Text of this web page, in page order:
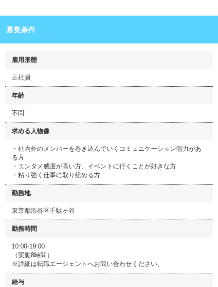
募集条件
雇用形態
正社員
年齢
不問
求める人物像
・社内外のメンバーを巻き込んでいくコミュニケーション能力があ
る方
・エンタメ感度が高い方、イベントに行くことが好きな方
・粘り強く仕事に取り組める方
勤務地
東京都渋谷区千駄ヶ谷
勤務時間
10:00-19:00
（実働8時間）
※詳細は転職エージェントへお問い合わせください。
給与